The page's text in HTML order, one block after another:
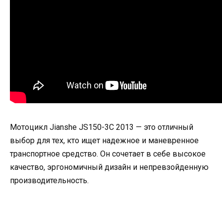
Мотоцикл Jianshe JS150-3C 2013 — это отличный
выбор для тех, кто ищет надежное и маневренное
транспортное средство. Он сочетает в себе высокое
качество, эргономичный дизайн и непревзойденную
производительность.